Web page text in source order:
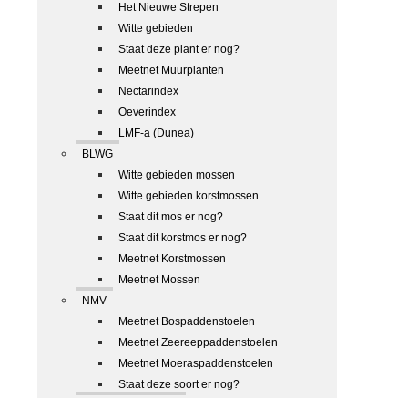
Het Nieuwe Strepen
Witte gebieden
Staat deze plant er nog?
Meetnet Muurplanten
Nectarindex
Oeverindex
LMF-a (Dunea)
BLWG
Witte gebieden mossen
Witte gebieden korstmossen
Staat dit mos er nog?
Staat dit korstmos er nog?
Meetnet Korstmossen
Meetnet Mossen
NMV
Meetnet Bospaddenstoelen
Meetnet Zeereeppaddenstoelen
Meetnet Moeraspaddenstoelen
Staat deze soort er nog?